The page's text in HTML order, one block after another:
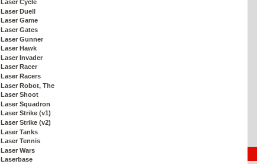
Laser Cycle
Laser Duell
Laser Game
Laser Gates
Laser Gunner
Laser Hawk
Laser Invader
Laser Racer
Laser Racers
Laser Robot, The
Laser Shoot
Laser Squadron
Laser Strike (v1)
Laser Strike (v2)
Laser Tanks
Laser Tennis
Laser Wars
Laserbase